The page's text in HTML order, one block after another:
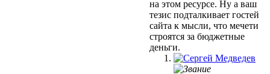
на этом ресурсе. Ну а ваш
тезис подталкивает гостей
сайта к мысли, что мечети
строятся за бюджетные
деньги.